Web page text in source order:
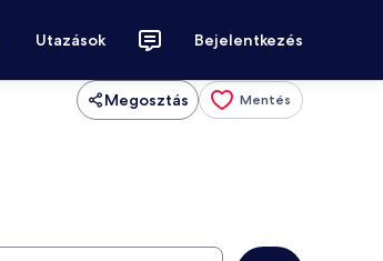
Utazások Bejelentkezés
Megosztás Mentés